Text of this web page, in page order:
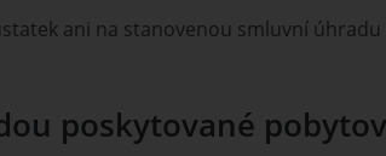
ani na stanovenou smluvní úhradu
poskytované